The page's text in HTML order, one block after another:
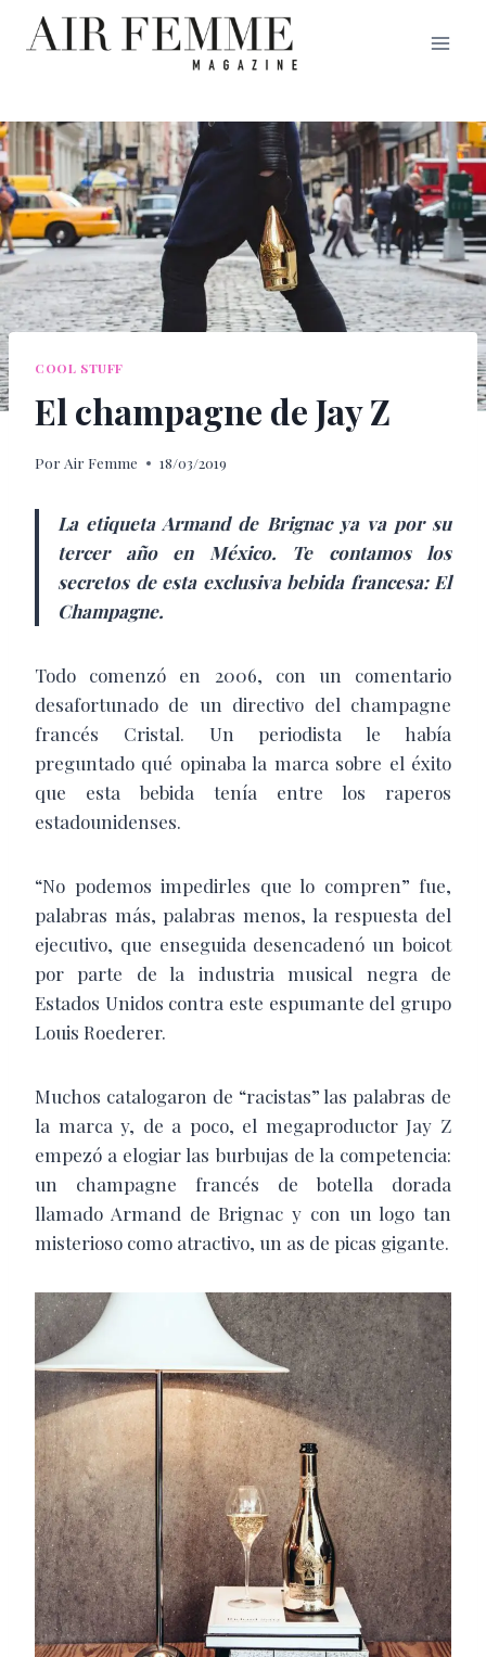
Saltar
COOL STUFF
El champagne de Jay Z
Por Air Femme 18/03/2019
La etiqueta Armand de Brignac ya va por su
tercer año en México. Te contamos los
secretos de esta exclusiva bebida francesa: El
Champagne.
Todo comenzó en 2006, con un comentario
desafortunado de un directivo del champagne
francés Cristal. Un periodista le había
preguntado qué opinaba la marca sobre el éxito
que esta bebida tenía entre los raperos
estadounidenses.
“No podemos impedirles que lo compren” fue,
palabras más, palabras menos, la respuesta del
ejecutivo, que enseguida desencadenó un boicot
por parte de la industria musical negra de
Estados Unidos contra este espumante del grupo
Louis Roederer.
Muchos catalogaron de “racistas” las palabras de
la marca y, de a poco, el megaproductor Jay Z
empezó a elogiar las burbujas de la competencia:
un champagne francés de botella dorada
llamado Armand de Brignac y con un logo tan
misterioso como atractivo, un as de picas gigante.